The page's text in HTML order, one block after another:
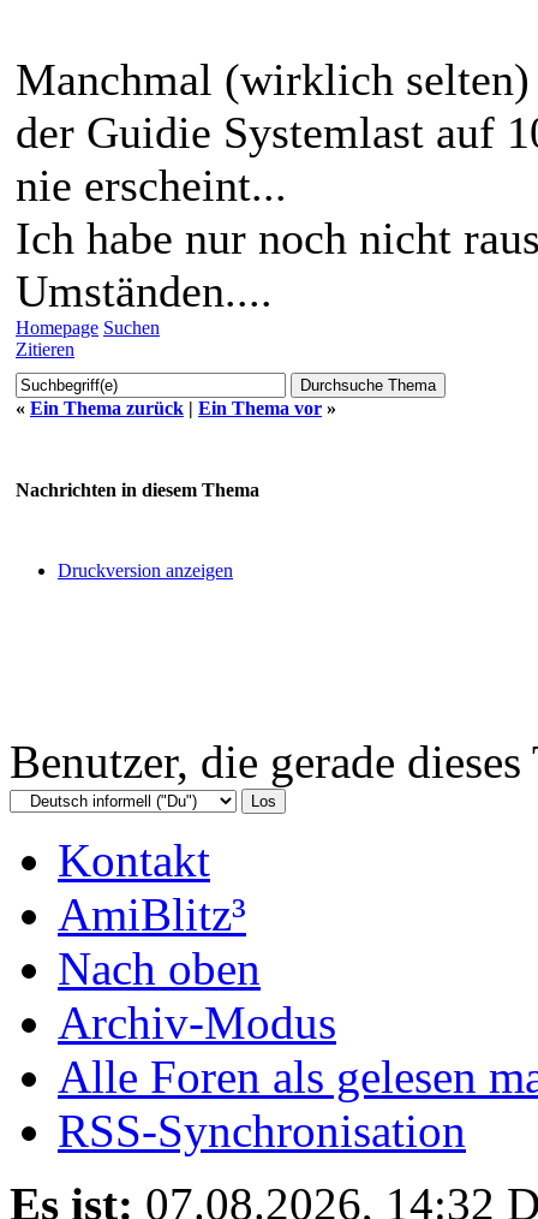
Manchmal (wirklich
der Guidie Systemlast auf
nie erscheint...
Ich habe nur noch nicht
Umständen....
Homepage Suchen
Zitieren
« Ein Thema zurück | Ein Thema vor »
Nachrichten in diesem Thema
Druckversion anzeigen
Benutzer, die gerade
Kontakt
AmiBlitz³
Nach oben
Archiv-Modus
Alle Foren als gelesen
RSS-Synchronisation
Es ist: 07.08.2026, 14:32